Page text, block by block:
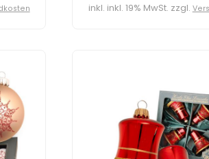
inkl. inkl. 19% MwSt. zzgl.